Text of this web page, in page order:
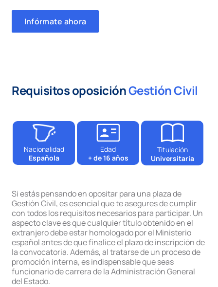
Infórmate ahora
Requisitos oposiciónGestión Civil
Nacionalidad
Española
Edad
+ de 16 años
Titulación
Universitaria
Si estás pensando en opositar para una plaza de
Gestión Civil, es esencial que te asegures de cumplir
con todos los requisitos necesarios para participar. Un
aspecto clave es que cualquier título obtenido en el
extranjero debe estar homologado por el Ministerio
español antes de que finalice el plazo de inscripción de
la convocatoria. Además, al tratarse de un proceso de
promoción interna, es indispensable que seas
funcionario de carrera de la Administración General
del Estado.